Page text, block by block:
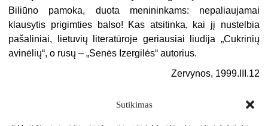
Sutikimas
Biliūno pamoka, duota menininkams: nepaliaujamai
klausytis prigimties balso! Kas atsitin­ka, kai jį nustelbia
pašaliniai, lietuvių literatūroje geriausiai liudija „Cukrinių
avinėlių“, o rusų – „Senės Izergilės“ autorius.
Zervynos, 1999.III.12